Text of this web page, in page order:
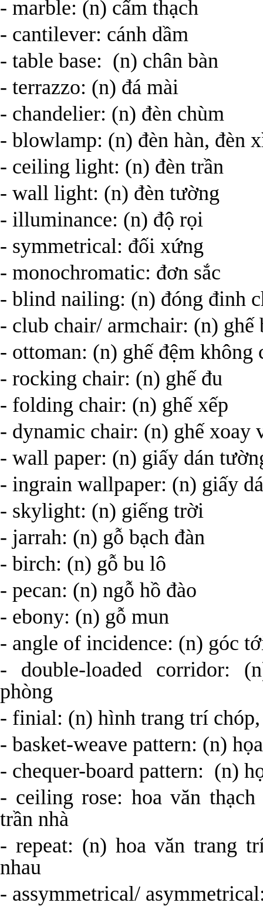
- marble: (n) cẩm thạch
- cantilever: cánh dầm
- table base: (n) chân bàn
- terrazzo: (n) đá mài
- chandelier: (n) đèn chùm
- blowlamp: (n) đèn hàn, đèn
- ceiling light: (n) đèn trần
- wall light: (n) đèn tường
- illuminance: (n) độ rọi
- symmetrical: đối xứng
- monochromatic: đơn sắc
- blind nailing: (n) đóng
- club chair/ armchair: (n) ghế
- ottoman: (n) ghế đệm không
- rocking chair: (n) ghế đu
- folding chair: (n) ghế xếp
- dynamic chair: (n) ghế
- wall paper: (n) giấy dán
- ingrain wallpaper: (n) giấy
- skylight: (n) giếng trời
- jarrah: (n) gỗ bạch đàn
- birch: (n) gỗ bu lô
- pecan: (n) ngỗ hồ đào
- ebony: (n) gỗ mun
- angle of incidence: (n) góc
- double-loaded corridor:
phòng
- finial: (n) hình trang trí
- basket-weave pattern: (n)
- chequer-board pattern: (n)
- ceiling rose: hoa văn
trần nhà
- repeat: (n) hoa văn trang
nhau
- assymmetrical/